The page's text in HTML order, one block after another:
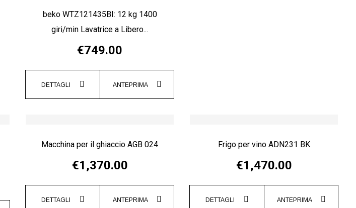
beko WTZ121435BI: 12 kg 1400
giri/min Lavatrice a Libero...
€749.00
DETTAGLI ANTEPRIMA
Macchina per il ghiaccio AGB 024
€1,370.00
DETTAGLI ANTEPRIMA
Frigo per vino ADN231 BK
€1,470.00
DETTAGLI ANTEPRIMA